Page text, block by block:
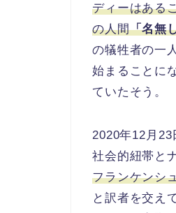
ディーはある
の人間「名無
の犠牲者の一
始まることに
ていたそう。
2020年12月23
社会的紐帯と
フランケンシ
と訳者を交え